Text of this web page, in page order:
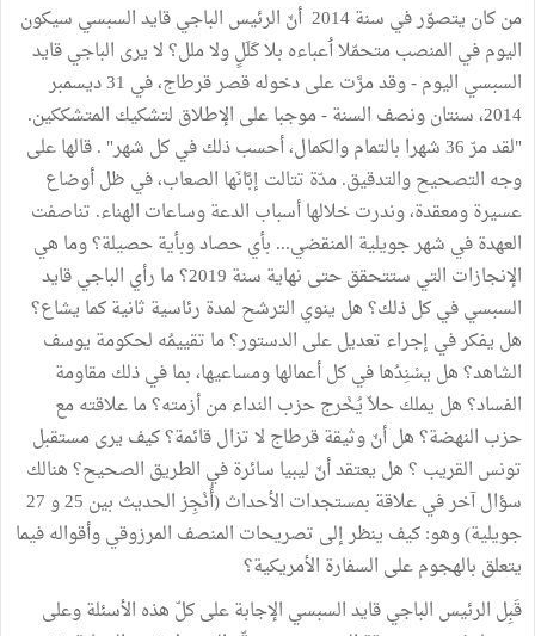
من كان يتصوّر في سنة 2014 أنّ الرئيس الباجي قايد السبسي سيكون
اليوم في المنصب متحمّلا ٲعباءه بلا كَلَلٍ ولا ملل؟ لا يرى الباجي قايد
السبسي اليوم - وقد مرَّت على دخوله قصر قرطاج، في 31 ديسمبر
2014، سنتان ونصف السنة - موجبا على الإطلاق لتشكيك المتشككين.
"لقد مرّ 36 شهرا بالتمام والكمال، أحسب ذلك في كل شهر" . قالها على
وجه التصحيح والتدقيق. مدّة تتالت إبَّانَها الصعاب، في ظل أوضاع
عسيرة ومعقدة، وندرت خلالها أسباب الدعة وساعات الهناء. تناصفت
العهدة في شهر جويلية المنقضي... بأي حصاد وبأية حصيلة؟ وما هي
الإنجازات التي ستتحقق حتى نهاية سنة 2019؟ ما رأي الباجي قايد
السبسي في كل ذلك؟ هل ينوي الترشح لمدة رئاسية ثانية كما يشاع؟
هل يفكر في إجراء تعديل على الدستور؟ ما تقييمُه لحكومة يوسف
الشاهد؟ هل يسْنِدُها في كل أعمالها ومساعيها، بما في ذلك مقاومة
الفساد؟ هل يملك حلاّ يُخْرج حزب النداء من أزمته؟ ما علاقته مع
حزب النهضة؟ هل أنّ وثيقة قرطاج لا تزال قائمة؟ كيف يرى مستقبل
تونس القريب ؟ هل يعتقد أنّ ليبيا سائرة في الطريق الصحيح؟ هنالك
سؤال آخر في علاقة بمستجدات الأحداث (أُنْجِز الحديث بين 25 و 27
جويلية) وهو: كيف ينظر إلى تصريحات المنصف المرزوقي وأقواله فيما
يتعلق بالهجوم على السفارة الأمريكية؟
قَبِل الرئيس الباجي قايد السبسي الإجابة على كلّ هذه الأسئلة وعلى